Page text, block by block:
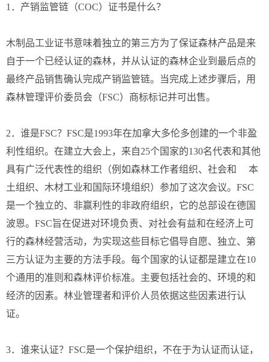
1．产销监管链（COC）证书是什么？
木制品工业证书意味着独立的第三方为了保证森林产品是来
自于一个已经认证的森林，并从认证的森林企业到最后点的
最终产品销售确认完成产销监管链。当完成上述步骤后，用
森林管理评价委员会（FSC）商标标记并可出售。
2．谁是FSC？FSC是1993年在加拿大多伦多创建的一个非盈
利性组织。在建立大会上，来自25个国家的130名代表和其他
具有广泛代表性的组织（例如森林工作者组织、社会和 本
土组织、木材工业和国际环境组织）参加了这次会议。FSC
是一个独立的、非赢利性的非政府组织，它的总部设在德国
波恩。FSC旨在促进对环境负责、对社会有益和在经济上可
行的森林经营活动，为实现这些目标它倡导自愿、独立、第
三方认证为主要的方法手段。每个国家的认证都是建立在10
个通用的准则和森林评价标准。主要包括社会的、环境的和
经济的因素。林业管理者和评价人员依据这些因素进行认
证。
3．谁来认证？FSC是一个保护组织，不在于为认证而认证，